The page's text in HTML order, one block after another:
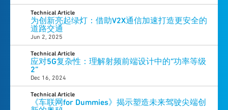
Technical Article
为创新亮起绿灯：借助V2X通信加速打造更安全的
道路交通
Jun 2, 2025
Technical Article
应对5G复杂性：理解射频前端设计中的“功率等级
2”
Dec 16, 2024
Technical Article
《车联网for Dummies》揭示塑造未来驾驶尖端创